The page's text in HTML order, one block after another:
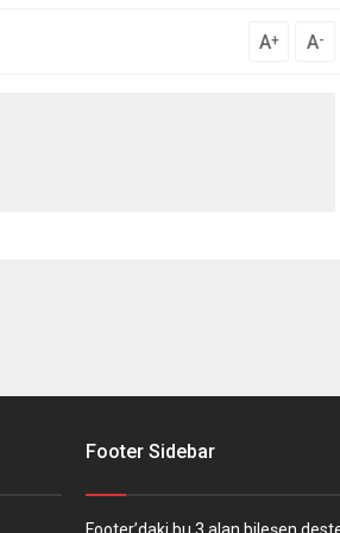
A+ A-
Footer Sidebar